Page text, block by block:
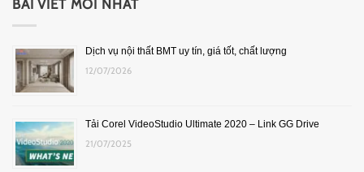
BÀI VIẾT MỚI NHẤT
Dịch vụ nội thất BMT uy tín, giá tốt, chất lượng
12/07/2026
Tải Corel VideoStudio Ultimate 2020 – Link GG Drive
21/07/2025